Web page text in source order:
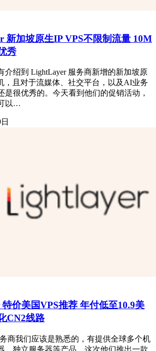
新加坡原生IP VPS不限制流量 10M
秀
介绍到 LightLayer 服务商新增的新加坡原
，且对于流媒体、社交平台，以及AI业务
是很优秀的。今天看到他们的促销活动，
以…
价美国VPS推荐 年付低至10.9美
CN2线路
商我们应该是熟悉的，有提供全球多个机
、独立服务器等产品，这次他们推出一款